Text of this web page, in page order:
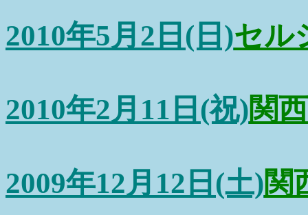
2010年5月2日(日)セル
2010年2月11日(祝)関
2009年12月12日(土)関